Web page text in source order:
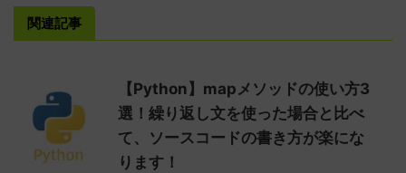
関連記事
【Python】mapメソッドの使い方3
選！繰り返し文を使った場合と比べ
て、ソースコードの書き方が楽にな
ります！